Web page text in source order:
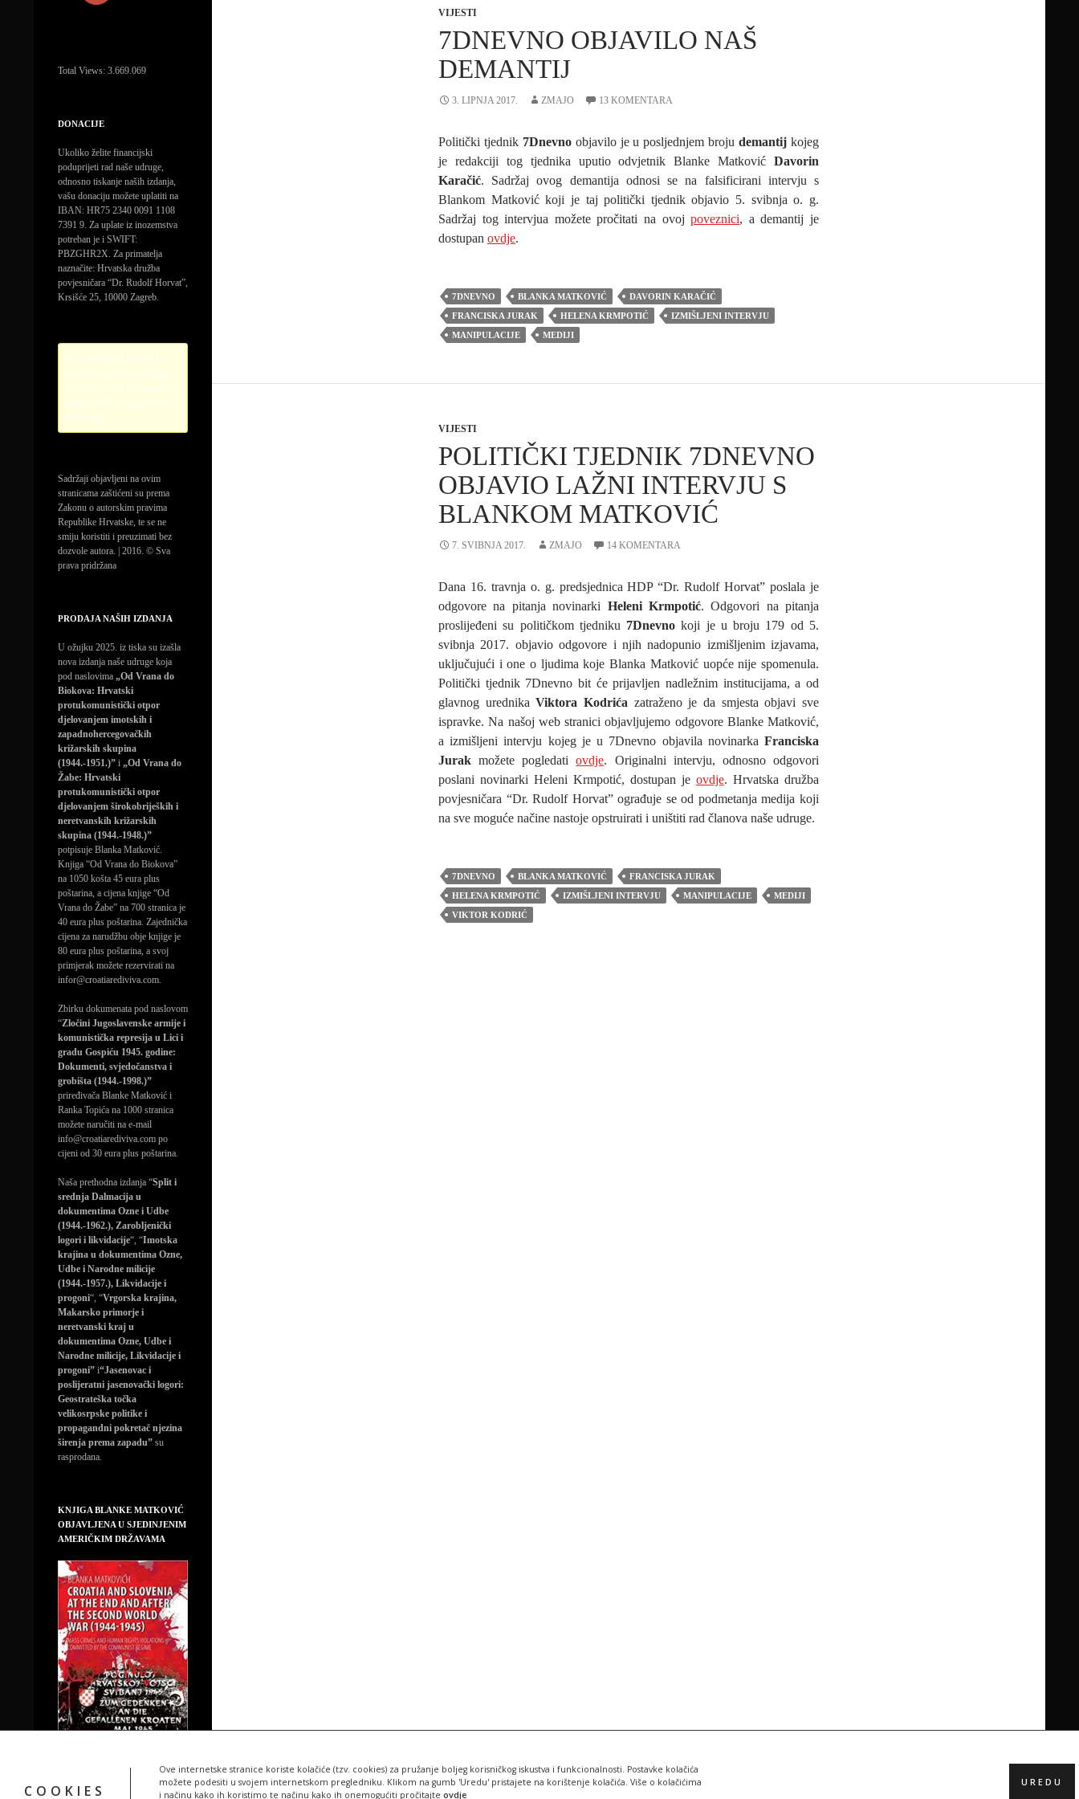
COOKIES
Ove internetske stranice koriste kolačiće (tzv. cookies) za pružanje boljeg korisničkog iskustva i funkcionalnosti. Postavke kolačića
možete podesiti u svojem internetskom pregledniku. Klikom na gumb 'Uredu' pristajete na korištenje kolačića. Više o kolačićima
i načinu kako ih koristimo te načinu kako ih onemogućiti pročitajte ovdje
UREDU
VIJESTI
7DNEVNO OBJAVILO NAŠ
DEMANTIJ
3. LIPNJA 2017. ZMAJO 13 KOMENTARA
Politički tjednik 7Dnevnoobjavilo je u posljednjem brojudemantij kojeg
je redakciji tog tjednika uputio odvjetnik Blanke Matković Davorin
Karačić. Sadržaj ovog demantija odnosi se na falsificirani intervju s
Blankom Matković koji je taj politički tjednik objavio 5. svibnja o. g.
Sadržaj tog intervjua možete pročitati na ovojpoveznici, a demantij je
dostupan ovdje.
7DNEVNO BLANKA MATKOVIĆ
DAVORIN KARAČIĆ
FRANCISKA JURAK
HELENA KRMPOTIĆ
IZMIŠLJENI INTERVJU
MANIPULACIJE
MEDIJI
VIJESTI
POLITIČKI TJEDNIK 7DNEVNO
OBJAVIO LAŽNI INTERVJU S
BLANKOM MATKOVIĆ
7. SVIBNJA 2017. ZMAJO 14 KOMENTARA
Dana 16. travnja o. g. predsjednica HDP “Dr. Rudolf Horvat” poslala je
odgovore na pitanja novinarki Heleni Krmpotić. Odgovori na pitanja
proslijeđeni su političkom tjedniku 7Dnevno koji je u broju 179 od 5.
svibnja 2017. objavio odgovore i njih nadopunio izmišljenim izjavama,
uključujući i one o ljudima koje Blanka Matković uopće nije spomenula.
Politički tjednik 7Dnevno bit će prijavljen nadležnim institucijama, a od
glavnog urednikaViktora Kodrića zatraženo je da smjesta objavi sve
ispravke. Na našoj web stranici objavljujemo odgovore Blanke Matković,
a izmišljeni intervju kojeg je u 7Dnevno objavila novinarka Franciska
Jurak možete pogledatiovdje. Originalni intervju, odnosno odgovori
poslani novinarki Heleni Krmpotić, dostupan je ovdje. Hrvatska družba
povjesničara “Dr. Rudolf Horvat” ograđuje se od podmetanja medija koji
na sve moguće načine nastoje opstruirati i uništiti rad članova naše udruge.
7DNEVNO BLANKA MATKOVIĆ
FRANCISKA JURAK
HELENA KRMPOTIĆ
IZMIŠLJENI INTERVJU MANIPULACIJE
MEDIJI
VIKTOR KODRIĆ
Total Views: 3.669.069
DONACIJE
Ukoliko želite financijski
poduprijeti rad naše udruge,
odnosno tiskanje naših izdanja,
vašu donaciju možete uplatiti na
IBAN: HR75 2340 0091 1108
7391 9. Za uplate iz inozemstva
potreban je i SWIFT:
PBZGHR2X. Za primatelja
naznačite: Hrvatska družba
povjesničara “Dr. Rudolf Horvat”,
Krsišće 25, 10000 Zagreb.
Sadržaji objavljeni na ovim
stranicama zaštićeni su prema
Zakonu o autorskim pravima
Republike Hrvatske, te se ne
smiju koristiti i preuzimati bez
dozvole autora. | 2016. © Sva
prava pridržana
PRODAJA NAŠIH IZDANJA
U ožujku 2025. iz tiska su izašla
nova izdanja naše udruge koja
pod naslovima „Od Vrana do
Biokova: Hrvatski
protukomunistički otpor
djelovanjem imotskih i
zapadnohercegovačkih
križarskih skupina
(1944.-1951.)” i „Od Vrana do
Žabe: Hrvatski
protukomunistički otpor
djelovanjem širokobrijeških i
neretvanskih križarskih
skupina (1944.-1948.)”
potpisuje Blanka Matković.
Knjiga “Od Vrana do Biokova”
na 1050 košta 45 eura plus
poštarina, a cijena knjige “Od
Vrana do Žabe” na 700 stranica je
40 eura plus poštarina. Zajednička
cijena za narudžbu obje knjige je
80 eura plus poštarina, a svoj
primjerak možete rezervirati na
infor@croatiarediviva.com.
Zbirku dokumenata pod naslovom
“Zločini Jugoslavenske armije i
komunistička represija u Lici i
gradu Gospiću 1945. godine:
Dokumenti, svjedočanstva i
grobišta (1944.-1998.)”
priređivača Blanke Matković i
Ranka Topića na 1000 stranica
možete naručiti na e-mail
info@croatiarediviva.com po
cijeni od 30 eura plus poštarina.
Naša prethodna izdanja “Split i
srednja Dalmacija u
dokumentima Ozne i Udbe
(1944.-1962.), Zarobljenički
logori i likvidacije“, “Imotska
krajina u dokumentima Ozne,
Udbe i Narodne milicije
(1944.-1957.), Likvidacije i
progoni“, “Vrgorska krajina,
Makarsko primorje i
neretvanski kraj u
dokumentima Ozne, Udbe i
Narodne milicije, Likvidacije i
progoni” i“Jasenovac i
poslijeratni jasenovački logori:
Geostrateška točka
velikosrpske politike i
propagandni pokretač njezina
širenja prema zapadu” su
rasprodana.
KNJIGA BLANKE MATKOVIĆ
OBJAVLJENA U SJEDINJENIM
AMERIČKIM DRŽAVAMA